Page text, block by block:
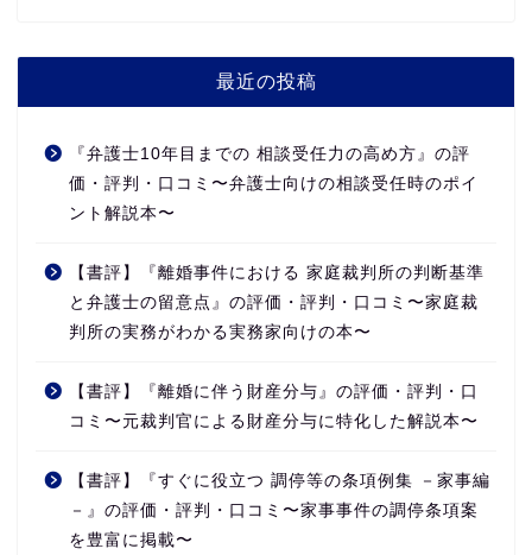
最近の投稿
『弁護士10年目までの 相談受任力の高め方』の評
価・評判・口コミ〜弁護士向けの相談受任時のポイ
ント解説本〜
【書評】『離婚事件における 家庭裁判所の判断基準
と弁護士の留意点』の評価・評判・口コミ〜家庭裁
判所の実務がわかる実務家向けの本〜
【書評】『離婚に伴う財産分与』の評価・評判・口
コミ〜元裁判官による財産分与に特化した解説本〜
【書評】『すぐに役立つ 調停等の条項例集 －家事編
－』の評価・評判・口コミ〜家事事件の調停条項案
を豊富に掲載〜